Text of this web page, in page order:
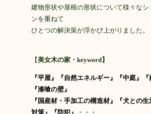
建物形状や屋根の形状について様々なシ
ンを重ねて
ひとつの解決策が浮かび上がりました。
【美女木の家・keyword】
『平屋』『自然エネルギー』『中庭』『
『漆喰の壁』
『国産材・手加工の構造材』
『犬との生
対策』『防犯』
・・・